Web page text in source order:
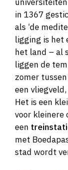
in 1367
als ‘de
ligging is het
het land – al
liggen de
zomer
een vliegveld,
Het is een
voor kleinere
een
met
stad wordt